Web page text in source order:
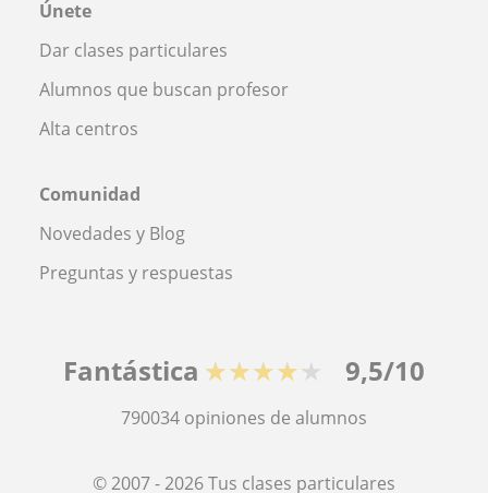
Únete
Dar clases particulares
Alumnos que buscan profesor
Alta centros
Comunidad
Novedades y Blog
Preguntas y respuestas
Fantástica ★★★★★ 9,5/10
790034 opiniones de alumnos
© 2007 - 2026 Tus clases particulares